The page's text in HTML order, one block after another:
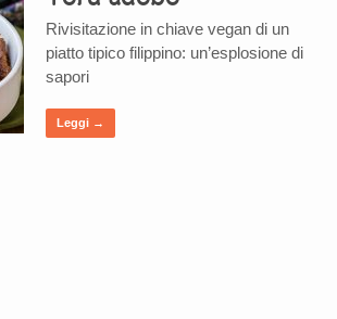
Rivisitazione in chiave vegan di un
piatto tipico filippino: un’esplosione di
sapori
Leggi →